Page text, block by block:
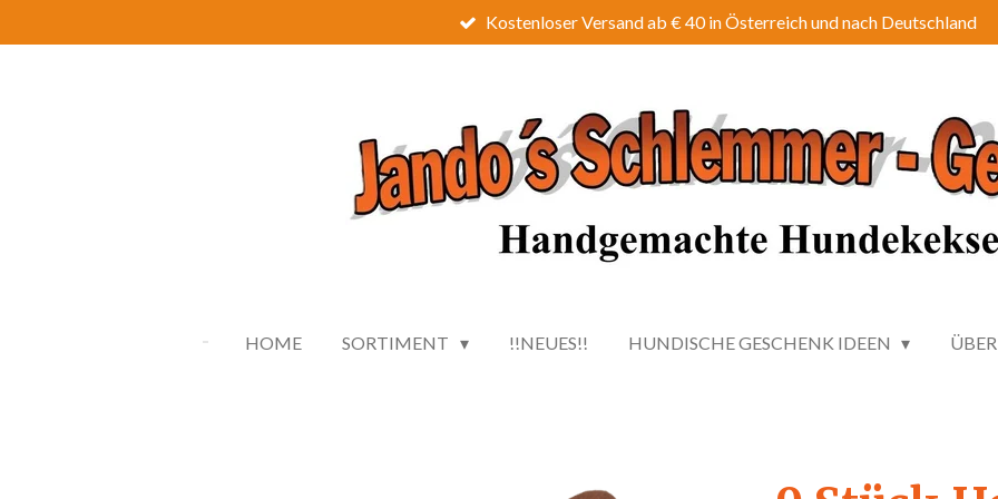
Hauptinhalt
Kostenloser Versand ab € 40 in Österreich und nach Deutschland
HOME SORTIMENT !!NEUES!! HUNDISCHE GESCHENK IDEEN